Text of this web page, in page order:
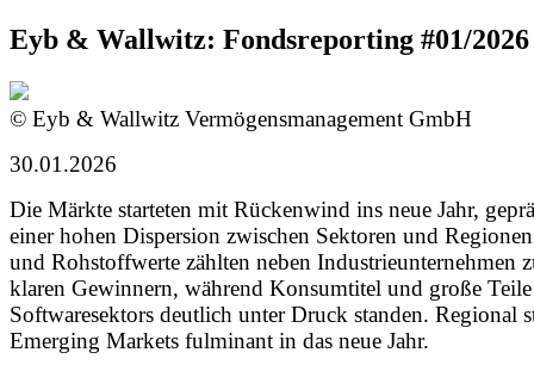
Eyb & Wallwitz: Fondsreporting #01/2026
© Eyb & Wallwitz Vermögensmanagement GmbH
30.01.2026
Die Märkte starteten mit Rückenwind ins neue Jahr,
einer hohen Dispersion zwischen Sektoren und
und Rohstoffwerte zählten neben Industrieunternehmen
klaren Gewinnern, während Konsumtitel und große Teile
Softwaresektors deutlich unter Druck standen. Regional
Emerging Markets fulminant in das neue Jahr.